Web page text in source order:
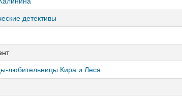
детективы
любительницы Кира и Леся